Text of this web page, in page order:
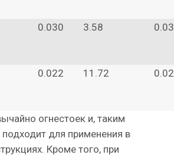
0.030 3.58
0.022 11.72
огнестоек и, таким
для применения в
Кроме того, при